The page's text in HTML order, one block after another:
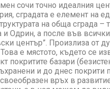
сочи точно идеалния
сградата е елемент на
на обща сграда
Одрин, а после във
център”. Произлиза от
е мястото, където се
покритите базари
и до днес
връх в